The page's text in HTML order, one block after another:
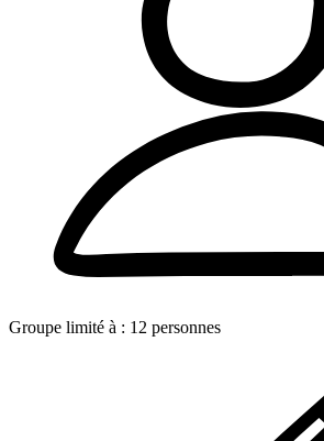
Groupe limité à : 12 personnes